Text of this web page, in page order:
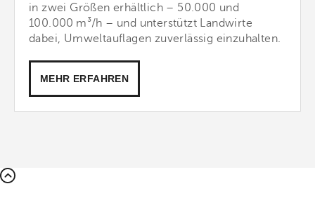
in zwei Größen erhältlich – 50.000 und
100.000 m³/h – und unterstützt Landwirte
dabei, Umweltauflagen zuverlässig einzuhalten.
MEHR ERFAHREN